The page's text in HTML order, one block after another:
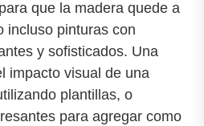
que la madera quede a
incluso pinturas con
y sofisticados. Una
impacto visual de una
plantillas, o
para agregar como